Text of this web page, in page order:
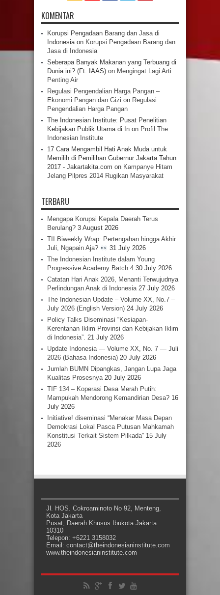
KOMENTAR
Korupsi Pengadaan Barang dan Jasa di
Indonesiaon Korupsi Pengadaan Barang dan
Jasa di Indonesia
Seberapa Banyak Makanan yang Terbuang di
Dunia ini? (Ft. IAAS) on Mengingat Lagi Arti
Penting Air
Regulasi Pengendalian Harga Pangan –
Ekonomi Pangan dan Gizi on Regulasi
Pengendalian Harga Pangan
The Indonesian Institute: Pusat Penelitian
Kebijakan Publik Utama di In on Profil The
Indonesian Institute
17 Cara Mengambil Hati Anak Muda untuk
Memilih di Pemilihan Gubernur Jakarta Tahun
2017 - Jakartakita.com on Kampanye Hitam
Jelang Pilpres 2014 Rugikan Masyarakat
TERBARU
Mengapa Korupsi Kepala Daerah Terus
Berulang? 3 August 2026
TII Biweekly Wrap: Pertengahan hingga Akhir
Juli, Ngapain Aja?
31 July 2026
The Indonesian Institute dalam Young
Progressive Academy Batch 4 30 July 2026
Catatan Hari Anak 2026, Menanti Terwujudnya
Perlindungan Anak di Indonesia 27 July 2026
The Indonesian Update – Volume XX, No.7 –
July 2026 (English Version) 24 July 2026
Policy Talks Diseminasi “Kesiapan-
Kerentanan Iklim Provinsi dan Kebijakan Iklim
di Indonesia”. 21 July 2026
Update Indonesia — Volume XX, No. 7 — Juli
2026 (Bahasa Indonesia) 20 July 2026
Jumlah BUMN Dipangkas, Jangan Lupa Jaga
Kualitas Prosesnya 20 July 2026
TIF 134 – Koperasi Desa Merah Putih:
Mampukah Mendorong Kemandirian Desa? 16
July 2026
Initiative! diseminasi “Menakar Masa Depan
Demokrasi Lokal Pasca Putusan Mahkamah
Konstitusi Terkait Sistem Pilkada” 15 July
2026
Jl. HOS. Cokroaminoto No 92, Menteng,
Kota Jakarta
Pusat, Daerah Khusus Ibukota Jakarta
10310
Telepon: +6221 3158032
Email: contact@theindonesianinstitute.com
www.theindonesianinstitute.com